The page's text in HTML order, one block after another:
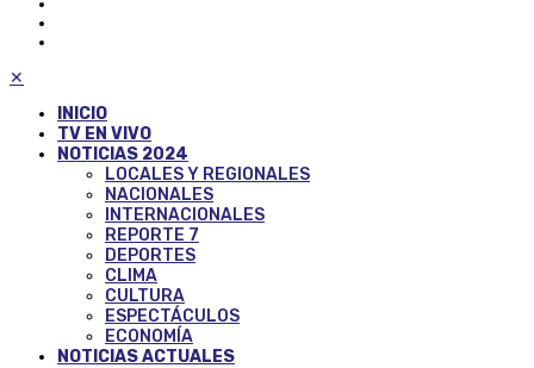
✕
INICIO
TV EN VIVO
NOTICIAS 2024
LOCALES Y REGIONALES
NACIONALES
INTERNACIONALES
REPORTE 7
DEPORTES
CLIMA
CULTURA
ESPECTÁCULOS
ECONOMÍA
NOTICIAS ACTUALES